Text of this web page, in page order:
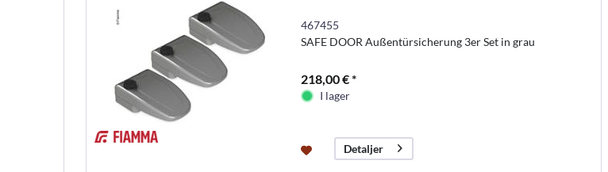
467455
SAFE DOOR Außentürsicherung 3er Set in grau
218,00 € *
I lager
Detaljer